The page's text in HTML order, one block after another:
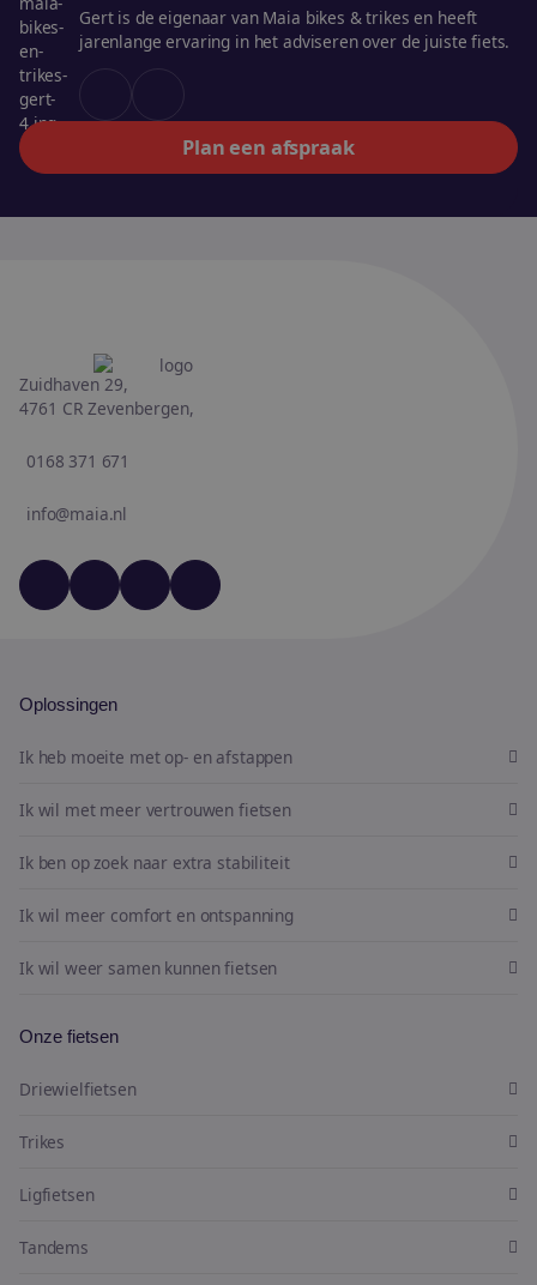
Gert is de eigenaar van Maia bikes & trikes en heeft
jarenlange ervaring in het adviseren over de juiste fiets.
Plan een afspraak
Zuidhaven 29,
4761 CR Zevenbergen,
0168 371 671
info@maia.nl
YouTubeLinkedInFacebookInstagram
Oplossingen
Ik heb moeite met op- en afstappen
Ik wil met meer vertrouwen fietsen
Ik ben op zoek naar extra stabiliteit
Ik wil meer comfort en ontspanning
Ik wil weer samen kunnen fietsen
Onze fietsen
Driewielfietsen
Trikes
Ligfietsen
Tandems